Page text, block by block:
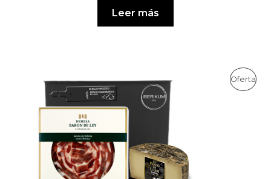
era:
46,42€.
actual
es:
41,78€.
Leer más
Oferta